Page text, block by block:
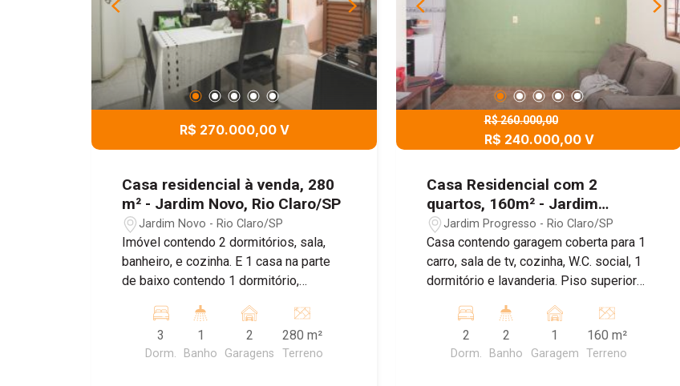
R$ 270.000,00 V
Casa residencial à venda, 280
m² - Jardim Novo, Rio Claro/SP
Jardim Novo - Rio Claro/SP
Imóvel contendo 2 dormitórios, sala,
banheiro, e cozinha. E 1 casa na parte
de baixo contendo 1 dormitório,
carros. Agende sua visita!
3
Dorm.
1
Banho
2
Garagens
280 m²
Terreno
R$ 260.000,00
R$ 240.000,00 V
Casa Residencial com 2
quartos, 160m² - Jardim
Progresso, Rio Claro/SP
Jardim Progresso - Rio Claro/SP
Casa contendo garagem coberta para 1
carro, sala de tv, cozinha, W.C. social, 1
dormitório e lavanderia. Piso superior
dormitório e lavanderia. Agende sua
2
Dorm.
2
Banho
1
Garagem
160 m²
Terreno